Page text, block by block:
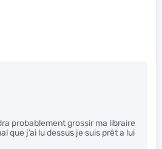
probablement grossir ma libraire
que j’ai lu dessus je suis prêt a lui